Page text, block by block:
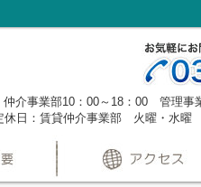
仲介事業部10：00～18：00 管理事
休日：賃貸仲介事業部 火曜・水